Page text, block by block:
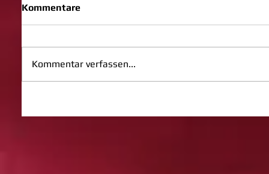
Kommentare
Kommentar verfassen...